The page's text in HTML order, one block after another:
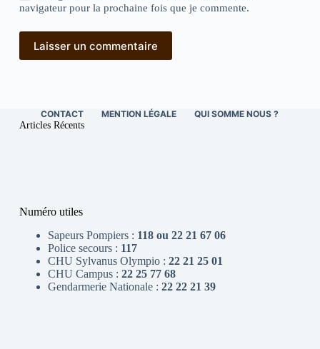
navigateur pour la prochaine fois que je commente.
Laisser un commentaire
CONTACT MENTION LÉGALE QUI SOMME NOUS ?
Articles Récents
Numéro utiles
Sapeurs Pompiers : 118 ou 22 21 67 06
Police secours : 117
CHU Sylvanus Olympio : 22 21 25 01
CHU Campus : 22 25 77 68
Gendarmerie Nationale : 22 22 21 39